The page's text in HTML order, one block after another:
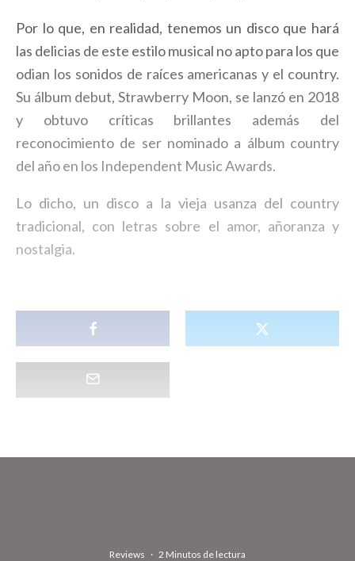
Por lo que, en realidad, tenemos un disco que hará
las delicias de este estilo musical no apto para los que
odian los sonidos de raíces americanas y el country.
Su álbum debut, Strawberry Moon, se lanzó en 2018
y obtuvo críticas brillantes además del
reconocimiento de ser nominado a álbum country
del año en los Independent Music Awards.
Lo dicho, un disco a la vieja usanza del country
tradicional, con letras sobre el amor, añoranza y
nostalgia.
Reviews · 2 Minutos de lectura